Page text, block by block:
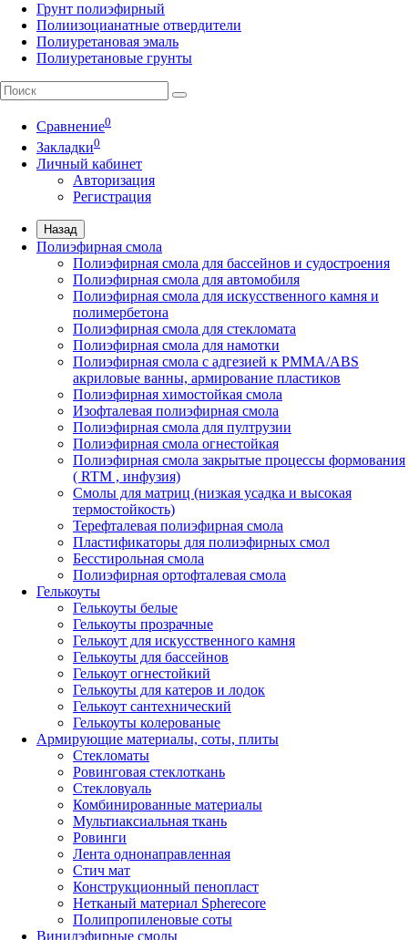
Грунт полиэфирный
Полиизоцианатные отвердители
Полиуретановая эмаль
Полиуретановые грунты
Сравнение0
Закладки0
Личный кабинет
Авторизация
Регистрация
Назад
Полиэфирная смола
Полиэфирная смола для бассейнов и судостроения
Полиэфирная смола для автомобиля
Полиэфирная смола для искусственного камня и
полимербетона
Полиэфирная смола для стекломата
Полиэфирная смола для намотки
Полиэфирная смола с адгезией к РММА/АВS
акриловые ванны, армирование пластиков
Полиэфирная химостойкая смола
Изофталевая полиэфирная смола
Полиэфирная смола для пултрузии
Полиэфирная смола огнестойкая
Полиэфирная смола закрытые процессы формования
( RTM , инфузия)
Смолы для матриц (низкая усадка и высокая
термостойкость)
Терефталевая полиэфирная смола
Пластификаторы для полиэфирных смол
Бесстирольная смола
Полиэфирная ортофталевая смола
Гелькоуты
Гелькоуты белые
Гелькоуты прозрачные
Гелькоут для искусственного камня
Гелькоуты для бассейнов
Гелькоут огнестойкий
Гелькоуты для катеров и лодок
Гелькоут сантехнический
Гелькоуты колерованые
Армирующие материалы, соты, плиты
Стекломаты
Ровинговая стеклоткань
Стекловуаль
Комбинированные материалы
Мультиаксиальная ткань
Ровинги
Лента однонаправленная
Стич мат
Конструкционный пенопласт
Нетканый материал Spherecore
Полипропиленовые соты
Винилэфирные смолы